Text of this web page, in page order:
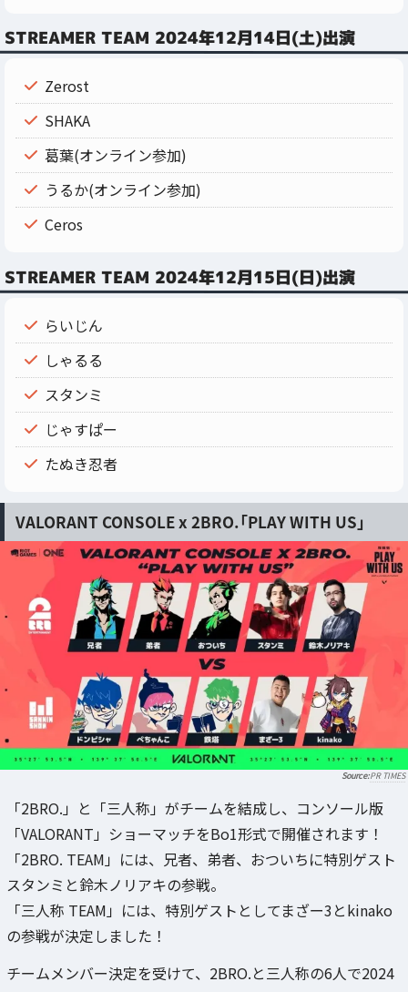
STREAMER TEAM 2024年12月14日(土)出演
Zerost
SHAKA
葛葉(オンライン参加)
うるか(オンライン参加)
Ceros
STREAMER TEAM 2024年12月15日(日)出演
らいじん
しゃるる
スタンミ
じゃすぱー
たぬき忍者
VALORANT CONSOLE x 2BRO.「PLAY WITH US」
PR TIMES
「2BRO.」と「三人称」がチームを結成し、コンソール版
「VALORANT」ショーマッチをBo1形式で開催されます！
「2BRO. TEAM」には、兄者、弟者、おついちに特別ゲスト
スタンミと鈴木ノリアキの参戦。
「三人称 TEAM」には、特別ゲストとしてまざー3とkinako
の参戦が決定しました！
チームメンバー決定を受けて、2BRO.と三人称の6人で2024